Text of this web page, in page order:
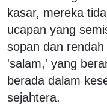
kasar, mereka
ucapan yang
sopan dan
'salam,' yang
berada dalam
sejahtera.